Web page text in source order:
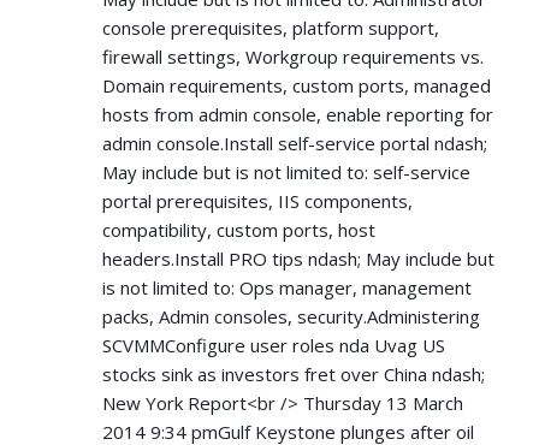
console prerequisites, platform support,
firewall settings, Workgroup requirements vs.
Domain requirements, custom ports, managed
hosts from admin console, enable reporting for
admin console.Install self-service portal ndash;
May include but is not limited to: self-service
portal prerequisites, IIS components,
compatibility, custom ports, host
headers.Install PRO tips ndash; May include but
is not limited to: Ops manager, management
packs, Admin consoles, security.Administering
SCVMMConfigure user roles nda Uvag US
stocks sink as investors fret over China ndash;
New York Report<br /> Thursday 13 March
2014 9:34 pmGulf Keystone plunges after oil